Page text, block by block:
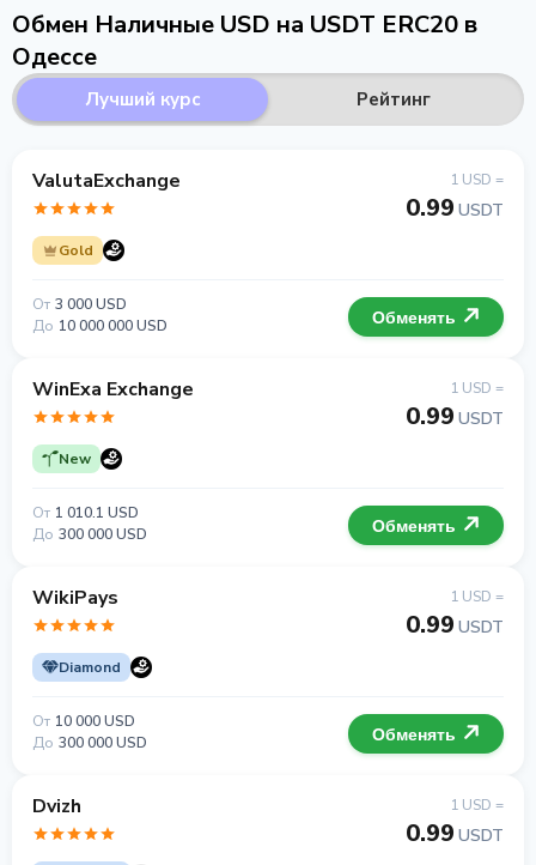
Обмен Наличные USD на USDT ERC20 в
Одессе
Лучший курс Рейтинг
ValutaExchange
Gold
1 USD =
0.99 USDT
От 3 000 USD
До 10 000 000 USD Обменять
WinExa Exchange
New
1 USD =
0.99 USDT
От 1 010.1 USD
До 300 000 USD Обменять
WikiPays
Diamond
1 USD =
0.99 USDT
От 10 000 USD
До 300 000 USD Обменять
Dvizh 1 USD =
0.99 USDT